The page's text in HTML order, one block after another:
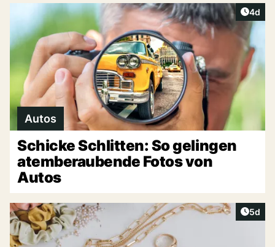
4d
Autos
Schicke Schlitten: So gelingen
atemberaubende Fotos von
Autos
5d